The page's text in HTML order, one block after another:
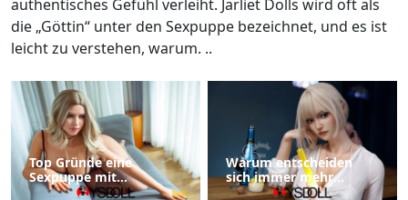
authentisches Gefühl verleiht. Jarliet Dolls wird oft als
die „Göttin“ unter den Sexpuppe bezeichnet, und es ist
leicht zu verstehen, warum. ..
Top Gründe eine
Sexpuppe mit
Stehenden Füßen zu
Warum entscheiden
sich immer mehr
Menschen für